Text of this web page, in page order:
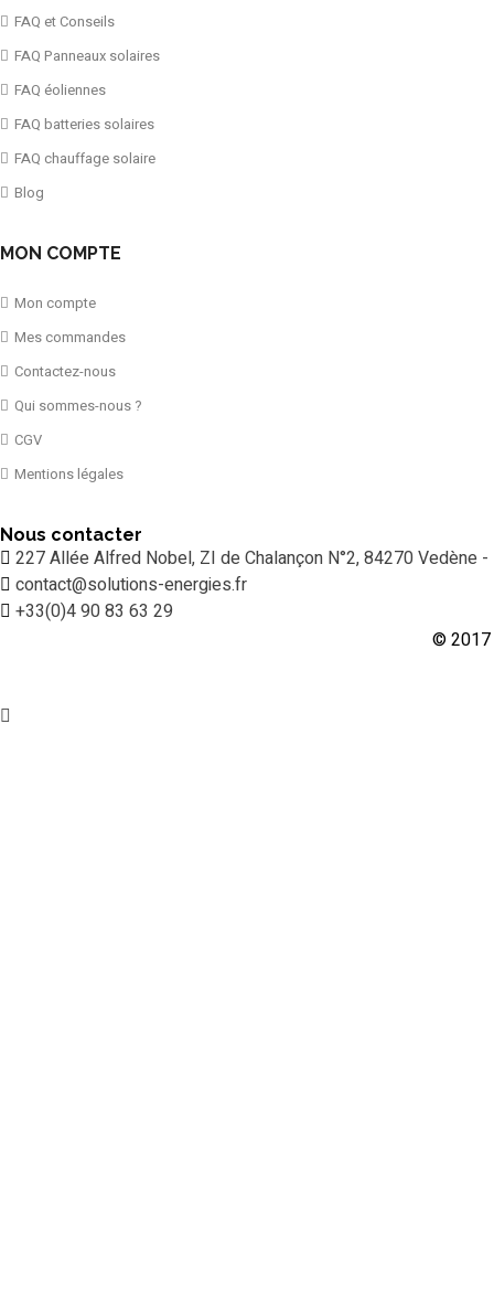
FAQ et Conseils
FAQ Panneaux solaires
FAQ éoliennes
FAQ batteries solaires
FAQ chauffage solaire
Blog
MON COMPTE
Mon compte
Mes commandes
Contactez-nous
Qui sommes-nous ?
CGV
Mentions légales
Nous contacter
227 Allée Alfred Nobel, ZI de Chalançon N°2, 84270 Vedène -
contact@solutions-energies.fr
+33(0)4 90 83 63 29
© 2017